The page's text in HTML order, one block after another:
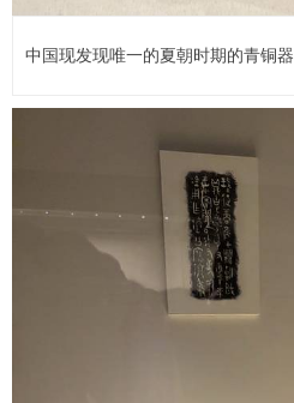
中国现发现唯一的夏朝时期的青铜器